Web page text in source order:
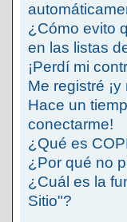
¿Cómo evito
en las listas
¡Perdí mi
Me registré
Hace un
conectarme!
¿Qué es
¿Por qué no
¿Cuál es la
Sitio"?